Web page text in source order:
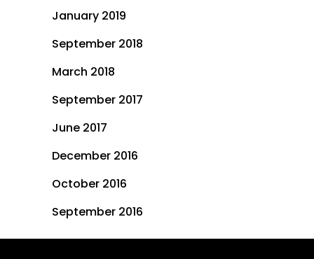
January 2019
September 2018
March 2018
September 2017
June 2017
December 2016
October 2016
September 2016